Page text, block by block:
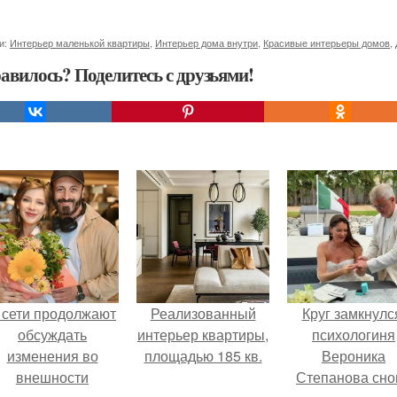
Интерьер маленькой квартиры Интерьер дома внутри Красивые интерьеры домов
Поделитесь с друзьями!
продолжают
обсуждать
изменения во
внешности
Реализованный
интерьер квартиры,
площадью 185 кв.
Круг
психологиня
Вероника
Степанова